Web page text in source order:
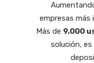
empresas más
Más de 9.000
solución,